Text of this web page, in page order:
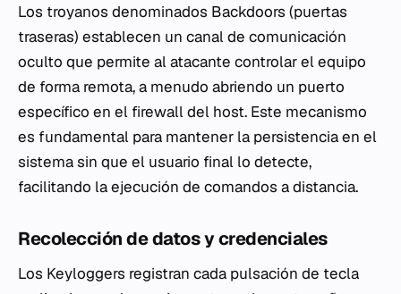
Los troyanos denominados Backdoors (puertas
traseras) establecen un canal de comunicación
oculto que permite al atacante controlar el equipo
de forma remota, a menudo abriendo un puerto
específico en el firewall del host. Este mecanismo
es fundamental para mantener la persistencia en el
sistema sin que el usuario final lo detecte,
facilitando la ejecución de comandos a distancia.
Recolección de datos y credenciales
Los Keyloggers registran cada pulsación de tecla